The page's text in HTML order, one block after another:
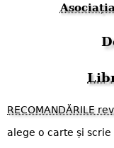
RECOMANDĂRILE
alege o carte și scrie